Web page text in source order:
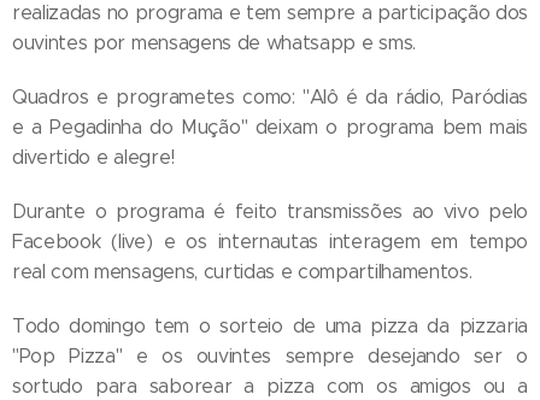
realizadas no programa e tem sempre a participação dos
ouvintes por mensagens de whatsapp e sms.
Quadros e programetes como: "Alô é da rádio, Paródias
e a Pegadinha do Mução" deixam o programa bem mais
divertido e alegre!
Durante o programa é feito transmissões ao vivo pelo
Facebook (live) e os internautas interagem em tempo
real com mensagens, curtidas e compartilhamentos.
Todo domingo tem o sorteio de uma pizza da pizzaria
"Pop Pizza" e os ouvintes sempre desejando ser o
sortudo para saborear a pizza com os amigos ou a